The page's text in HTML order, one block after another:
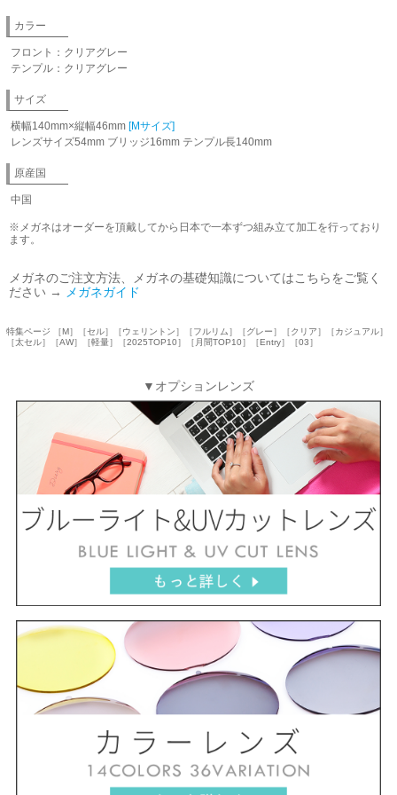
カラー
フロント：クリアグレー
テンプル：クリアグレー
サイズ
横幅140mm×縦幅46mm [Mサイズ]
レンズサイズ54mm ブリッジ16mm テンプル長140mm
原産国
中国
※メガネはオーダーを頂戴してから日本で一本ずつ組み立て加工を行っており
ます。
メガネのご注文方法、メガネの基礎知識についてはこちらをご覧く
ださい →
メガネガイド
特集ページ ［M］［セル］［ウェリントン］［フルリム］［グレー］［クリア］［カジュアル］
［太セル］［AW］［軽量］［2025TOP10］［月間TOP10］［Entry］［03］
▼オプションレンズ